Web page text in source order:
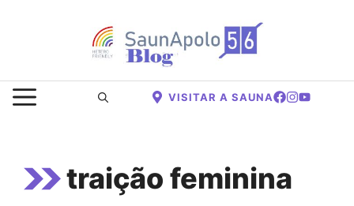
conteúdo
MENU VISITAR A SAUNA
traição feminina